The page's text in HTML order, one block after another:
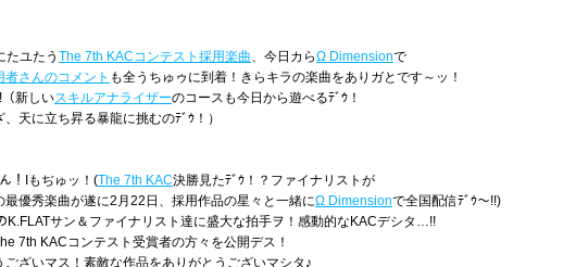
たユたう The 7th KACコンテスト採用楽曲、今日カらΩ Dimensionで
者さんのコメント も全うちゅゥに到着！きらキラの楽曲をありガとです～ッ！
（新しいスキルアナライザーのコースも今日から遊べるﾃﾞｳ！
天に立ち昇る暴龍に挑むのﾃﾞｳ！）
！Iもぢゅッ！(The 7th KAC決勝見たﾃﾞｳ！？ファイナリストが
最優秀楽曲が遂に2月22日、採用作品の星々と一緒にΩ Dimensionで全国配信ﾃﾞｳ～!!)
K.FLATサン＆ファイナリスト達に盛大な拍手ヲ！感動的なKACデシタ…!!
7th KACコンテスト受賞者の方々を公開デス！
ざいマス！素敵な作品をありがとうございマシタ♪